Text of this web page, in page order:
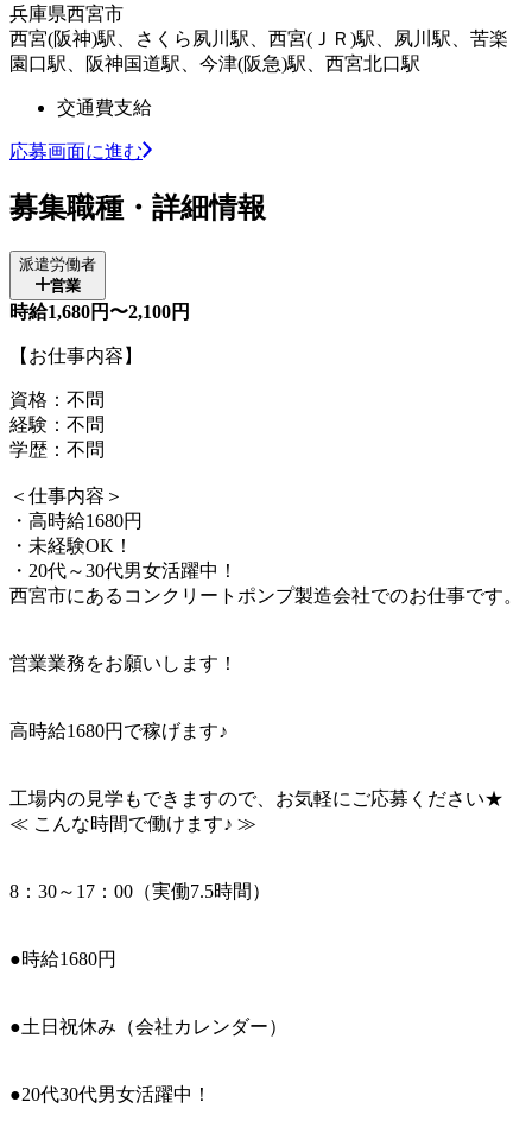
兵庫県西宮市
西宮(阪神)駅、さくら夙川駅、西宮(ＪＲ)駅、夙川駅、苦楽
園口駅、阪神国道駅、今津(阪急)駅、西宮北口駅
交通費支給
応募画面に進む
募集職種・詳細情報
派遣労働者
営業
時給1,680円〜2,100円
【お仕事内容】
資格：不問
経験：不問
学歴：不問
＜仕事内容＞
・高時給1680円
・未経験OK！
・20代～30代男女活躍中！
西宮市にあるコンクリートポンプ製造会社でのお仕事です。
営業業務をお願いします！
高時給1680円で稼げます♪
工場内の見学もできますので、お気軽にご応募ください★
≪ こんな時間で働けます♪ ≫
8：30～17：00（実働7.5時間）
●時給1680円
●土日祝休み（会社カレンダー）
●20代30代男女活躍中！